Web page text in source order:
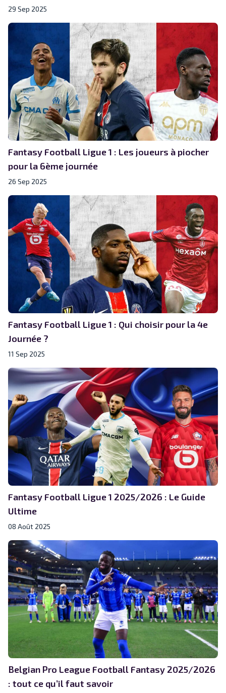
29 Sep 2025
Fantasy Football Ligue 1 : Les joueurs à piocher
pour la 6ème journée
26 Sep 2025
Fantasy Football Ligue 1 : Qui choisir pour la 4e
Journée ?
11 Sep 2025
Fantasy Football Ligue 1 2025/2026 : Le Guide
Ultime
08 Août 2025
Belgian Pro League Football Fantasy 2025/2026
: tout ce qu’il faut savoir